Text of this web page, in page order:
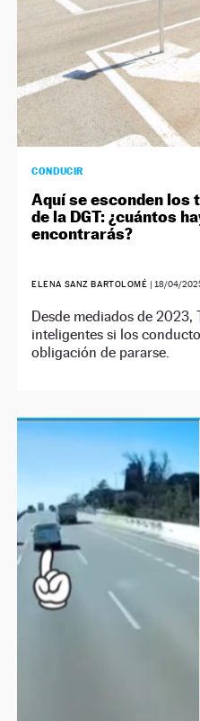
CONDUCIR
Aquí se esconden los
de la DGT: ¿cuántos
encontrarás?
ELENA SANZ BARTOLOMÉ | 18/04/
Desde mediados de
inteligentes si los
obligación de pararse.